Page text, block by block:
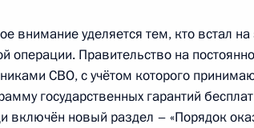
Совета по культуре и искусству
2025 года, 18:45
внимание уделяется тем, кто встал
операции. Правительство на
СВО, с учётом которого
государственных гарантий
включён новый раздел – «Порядок